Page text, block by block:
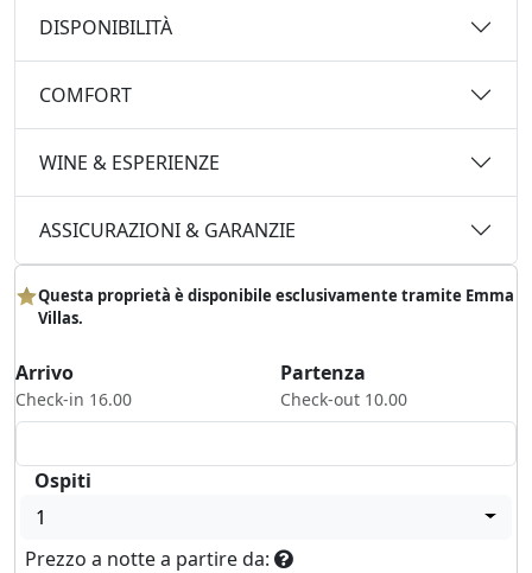
DISPONIBILITÀ
COMFORT
WINE & ESPERIENZE
ASSICURAZIONI & GARANZIE
Questa proprietà è disponibile esclusivamente tramite Emma
Villas.
Arrivo
Check-in 16.00
Partenza
Check-out 10.00
Ospiti
1
Prezzo a notte a partire da: